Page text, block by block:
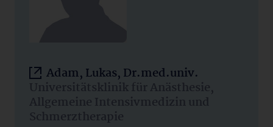
Adam, Lukas, Dr.med.univ.
Universitätsklinik für Anästhesie,
Allgemeine Intensivmedizin und
Schmerztherapie